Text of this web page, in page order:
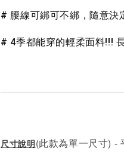
# 腰線可綁可不綁，隨意決
# 4季都能穿的輕柔面料!!!
尺寸說明(此款為單一尺寸) -